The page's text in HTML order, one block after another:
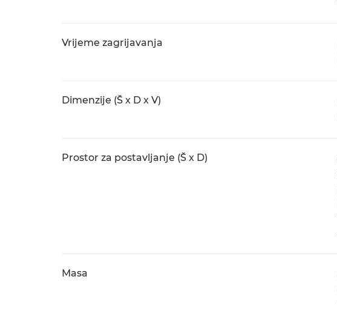
Vrijeme zagrijavanja
Dimenzije (Š x D x V)
Prostor za postavljanje (Š x D)
Masa